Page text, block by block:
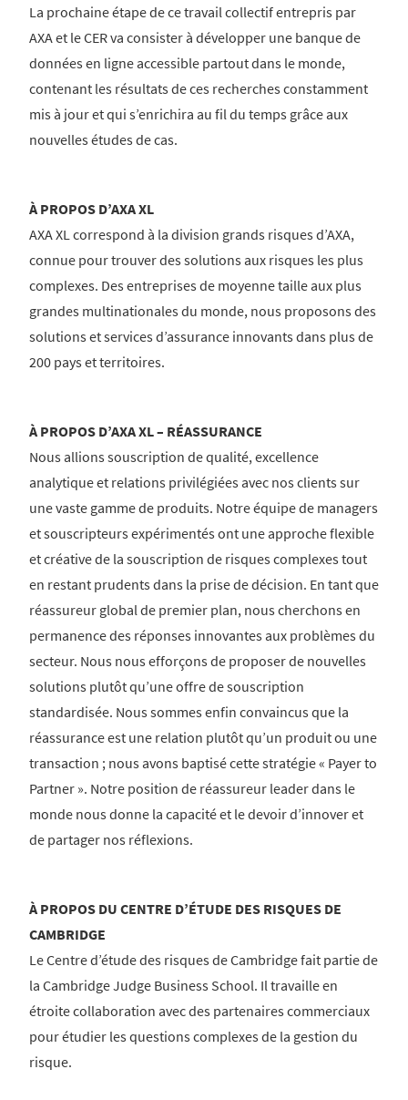
La prochaine étape de ce travail collectif entrepris par
AXA et le CER va consister à développer une banque de
données en ligne accessible partout dans le monde,
contenant les résultats de ces recherches constamment
mis à jour et qui s’enrichira au fil du temps grâce aux
nouvelles études de cas.
À PROPOS D’AXA XL
AXA XL correspond à la division grands risques d’AXA,
connue pour trouver des solutions aux risques les plus
complexes. Des entreprises de moyenne taille aux plus
grandes multinationales du monde, nous proposons des
solutions et services d’assurance innovants dans plus de
200 pays et territoires.
À PROPOS D’AXA XL – RÉASSURANCE
Nous allions souscription de qualité, excellence
analytique et relations privilégiées avec nos clients sur
une vaste gamme de produits. Notre équipe de managers
et souscripteurs expérimentés ont une approche flexible
et créative de la souscription de risques complexes tout
en restant prudents dans la prise de décision. En tant que
réassureur global de premier plan, nous cherchons en
permanence des réponses innovantes aux problèmes du
secteur. Nous nous efforçons de proposer de nouvelles
solutions plutôt qu’une offre de souscription
standardisée. Nous sommes enfin convaincus que la
réassurance est une relation plutôt qu’un produit ou une
transaction ; nous avons baptisé cette stratégie « Payer to
Partner ». Notre position de réassureur leader dans le
monde nous donne la capacité et le devoir d’innover et
de partager nos réflexions.
À PROPOS DU CENTRE D’ÉTUDE DES RISQUES DE
CAMBRIDGE
Le Centre d’étude des risques de Cambridge fait partie de
la Cambridge Judge Business School. Il travaille en
étroite collaboration avec des partenaires commerciaux
pour étudier les questions complexes de la gestion du
risque.